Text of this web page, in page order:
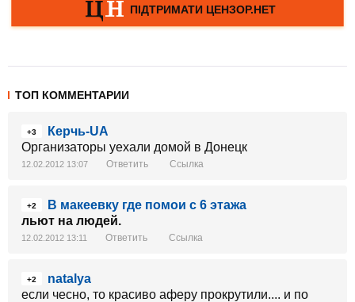
ТОП КОММЕНТАРИИ
+3
Керчь-UA
Организаторы уехали домой в Донецк
12.02.2012 13:07 Ответить Ссылка
+2
В макеевку где помои с 6 этажа
льют на людей.
12.02.2012 13:11 Ответить Ссылка
+2
natalya
если чесно, то красиво аферу прокрутили.... и по